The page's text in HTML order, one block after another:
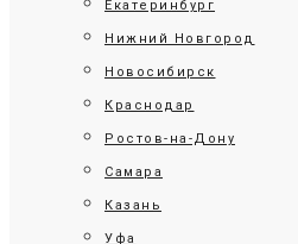
Екатеринбург
Нижний Новгород
Новосибирск
Краснодар
Ростов-на-Дону
Самара
Казань
Уфа